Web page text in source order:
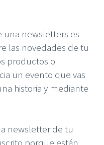
una newsletters es
las novedades de tu
productos o
un evento que vas
historia y mediante
newsletter de tu